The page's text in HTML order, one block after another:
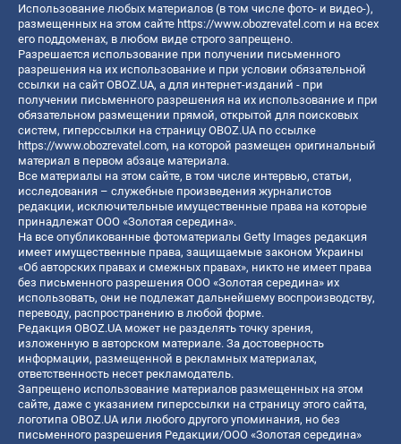
Использование любых материалов (в том числе фото- и видео-),
размещенных на этом сайте https://www.obozrevatel.com и на всех
его поддоменах, в любом виде строго запрещено.
Разрешается использование при получении письменного
разрешения на их использование и при условии обязательной
ссылки на сайт OBOZ.UA, а для интернет-изданий - при
получении письменного разрешения на их использование и при
обязательном размещении прямой, открытой для поисковых
систем, гиперссылки на страницу OBOZ.UA по ссылке
https://www.obozrevatel.com, на которой размещен оригинальный
материал в первом абзаце материала.
Все материалы на этом сайте, в том числе интервью, статьи,
исследования – служебные произведения журналистов
редакции, исключительные имущественные права на которые
принадлежат ООО «Золотая середина».
На все опубликованные фотоматериалы Getty Images редакция
имеет имущественные права, защищаемые законом Украины
«Об авторских правах и смежных правах», никто не имеет права
без письменного разрешения ООО «Золотая середина» их
использовать, они не подлежат дальнейшему воспроизводству,
переводу, распространению в любой форме.
Редакция OBOZ.UA может не разделять точку зрения,
изложенную в авторском материале. За достоверность
информации, размещенной в рекламных материалах,
ответственность несет рекламодатель.
Запрещено использование материалов размещенных на этом
сайте, даже с указанием гиперссылки на страницу этого сайта,
логотипа OBOZ.UA или любого другого упоминания, но без
письменного разрешения Редакции/ООО «Золотая середина»